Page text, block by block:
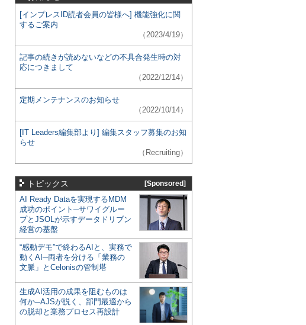
[インプレスID読者会員の皆様へ] 機能強化に関
するご案内
（2023/4/19）
記事の続きが読めないなどの不具合発生時の対
応につきまして
（2022/12/14）
定期メンテナンスのお知らせ
（2022/10/14）
[IT Leaders編集部より] 編集スタッフ募集のお知
らせ
（Recruiting）
トピックス [Sponsored]
AI Ready Dataを実現するMDM
成功のポイント─サワイグルー
プとJSOLが示すデータドリブン
経営の基盤
“感動デモ”で終わるAIと、実務で
動くAI─両者を分ける「業務の
文脈」とCelonisの管制塔
生成AI活用の成果を阻むものは
何か─AJSが説く、部門最適から
の脱却と業務プロセス再設計